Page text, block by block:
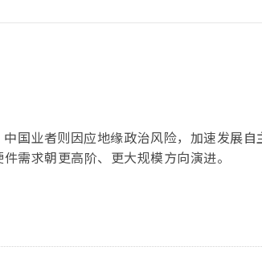
国业者则因应地缘政治风险，加速发展自
需求朝更高阶、更大规模方向演进。